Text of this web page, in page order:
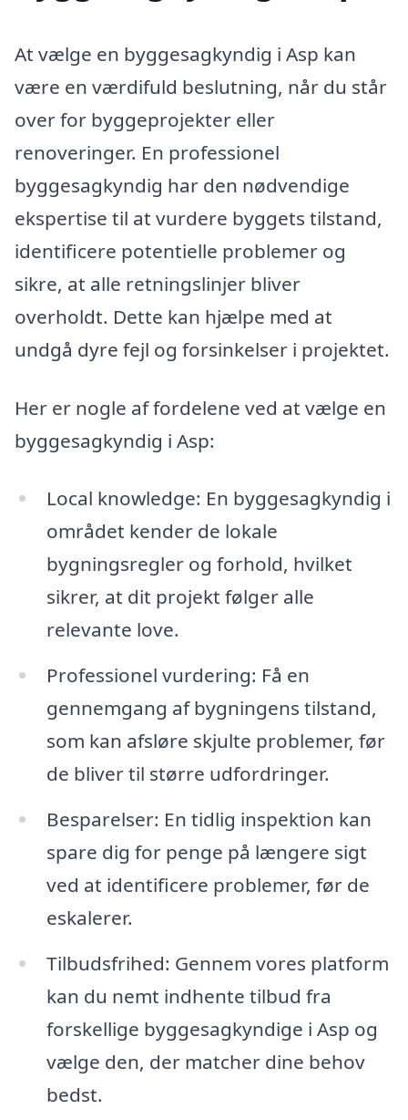
At vælge en byggesagkyndig i Asp kan
være en værdifuld beslutning, når du står
over for byggeprojekter eller
renoveringer. En professionel
byggesagkyndig har den nødvendige
ekspertise til at vurdere byggets tilstand,
identificere potentielle problemer og
sikre, at alle retningslinjer bliver
overholdt. Dette kan hjælpe med at
undgå dyre fejl og forsinkelser i projektet.
Her er nogle af fordelene ved at vælge en
byggesagkyndig i Asp:
Local knowledge: En byggesagkyndig i
området kender de lokale
bygningsregler og forhold, hvilket
sikrer, at dit projekt følger alle
relevante love.
Professionel vurdering: Få en
gennemgang af bygningens tilstand,
som kan afsløre skjulte problemer, før
de bliver til større udfordringer.
Besparelser: En tidlig inspektion kan
spare dig for penge på længere sigt
ved at identificere problemer, før de
eskalerer.
Tilbudsfrihed: Gennem vores platform
kan du nemt indhente tilbud fra
forskellige byggesagkyndige i Asp og
vælge den, der matcher dine behov
bedst.